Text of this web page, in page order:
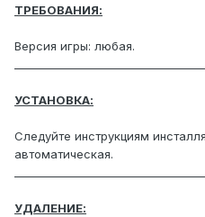
ТРЕБОВАНИЯ:
Версия игры: любая.
УСТАНОВКА:
Следуйте инструкциям
автоматическая.
УДАЛЕНИЕ: